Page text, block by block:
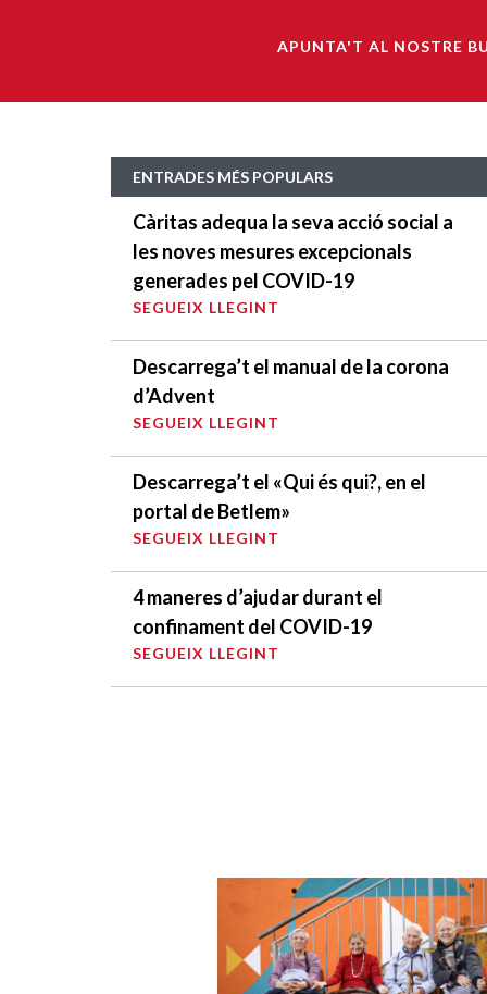
APUNTA'T AL NOSTRE
ENTRADES MÉS POPULARS
Càritas adequa la seva acció social a
les noves mesures excepcionals
generades pel COVID-19
SEGUEIX LLEGINT
Descarrega’t el manual de la corona
d’Advent
SEGUEIX LLEGINT
Descarrega’t el «Qui és qui?, en el
portal de Betlem»
SEGUEIX LLEGINT
4 maneres d’ajudar durant el
confinament del COVID-19
SEGUEIX LLEGINT